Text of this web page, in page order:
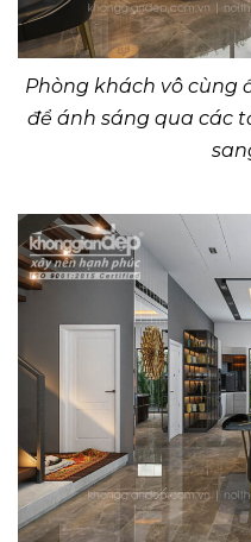
Phòng khách vô
để ánh sáng qua các